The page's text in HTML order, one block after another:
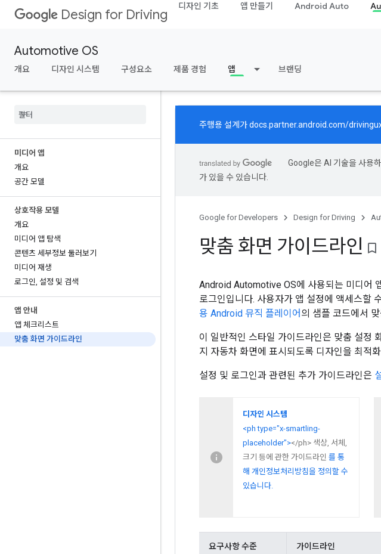
Design for Driving
디자인 기초 앱 만들기 Android Auto
Automotive OS
개요 디자인 시스템 구성요소 제품 경험 앱 브랜딩
미디어 앱
개요
공간 모델
상호작용 모델
개요
미디어 앱 탐색
콘텐츠 세부정보 둘러보기
미디어 재생
로그인, 설정 및 검색
앱 안내
앱 체크리스트
맞춤 화면 가이드라인
주행용 설계가docs.partner.android.com/
Google은 AI 기술을 사용
가 있을 수 있습니다.
Google for Developers Design for Driving
맞춤 화면 가이드라인 bookmark_border
Android Automotive OS에 사용되는 미디어
로그인입니다. 사용자가 앱 설정에 액세스할
용 Android 뮤직 플레이어 의 샘플 코드에서
이 일반적인 스타일 가이드라인은 맞춤 설정
지 자동차 화면에 표시되도록 디자인을 최적
설정 및 로그인과 관련된 추가 가이드라인은
디자인 시스템
<ph type="x-smartling-
placeholder"></ph> 색상, 서체,
크기 등에 관한 가이드라인 를 통
해 개인정보처리방침을 정의할 수
있습니다.
요구사항 수준 가이드라인